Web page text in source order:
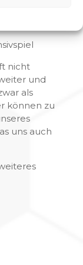
uns in
nicht
und
als
können zu
uns auch